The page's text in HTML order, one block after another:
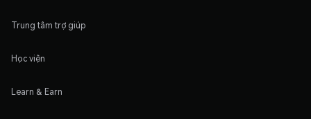
Trung tâm trợ giúp
Học viện
Learn & Earn